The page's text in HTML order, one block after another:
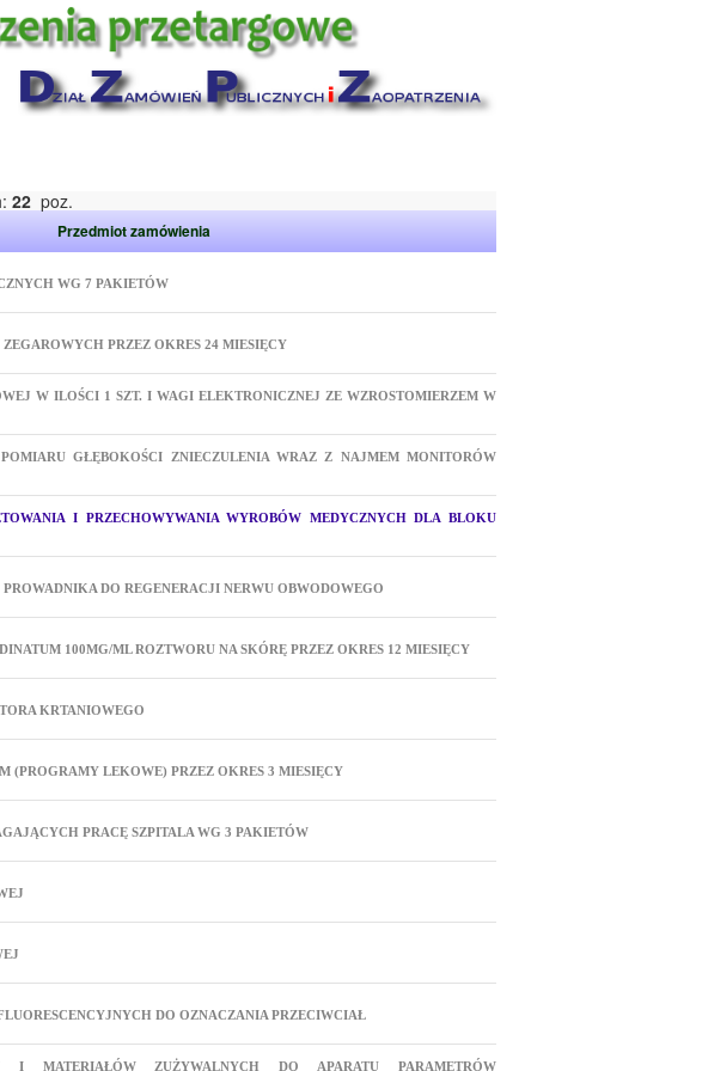
22poz.
Przedmiot zamówienia
WG 7 PAKIETÓW
PRZEZ OKRES 24 MIESIĘCY
W ILOŚCI 1 SZT. I WAGI ELEKTRONICZNEJ ZE WZROSTOMIERZEM W
GŁĘBOKOŚCI ZNIECZULENIA WRAZ Z NAJMEM MONITORÓW
I PRZECHOWYWANIA WYROBÓW MEDYCZNYCH DLA BLOKU
DO REGENERACJI NERWU OBWODOWEGO
100MG/ML ROZTWORU NA SKÓRĘ PRZEZ OKRES 12 MIESIĘCY
KRTANIOWEGO
(PROGRAMY LEKOWE) PRZEZ OKRES 3 MIESIĘCY
PRACĘ SZPITALA WG 3 PAKIETÓW
DO OZNACZANIA PRZECIWCIAŁ
I MATERIAŁÓW ZUŻYWALNYCH DO APARATU PARAMETRÓW